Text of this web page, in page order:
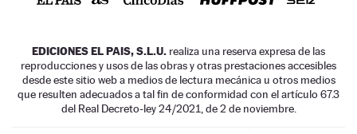
EDICIONES EL PAIS, S.L.U. realiza una reserva expresa de las
reproducciones y usos de las obras y otras prestaciones accesibles
desde este sitio web a medios de lectura mecánica u otros medios
que resulten adecuados a tal fin de conformidad con el artículo 67.3
del Real Decreto-ley 24/2021, de 2 de noviembre.